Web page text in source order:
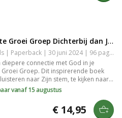
Gemeente Groei Groep Dichterbij dan Je Durft te Dromen
Nederlands | Paperback | 30 juni 2024 | 96 pagina's | 9789083264844
diepere connectie met God in je
Groei Groep. Dit inspirerende boek
naar Zijn stem, te kijken naar
en Zijn aanwezigheid te voelen. Ideaal
zoekt in geloofservaringen
vanaf 15 augustus
€ 14,95